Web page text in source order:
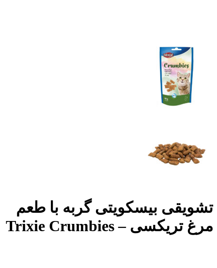
تشویقی بیسکویتی گربه با طعم
مرغ تریکسی – Trixie Crumbies